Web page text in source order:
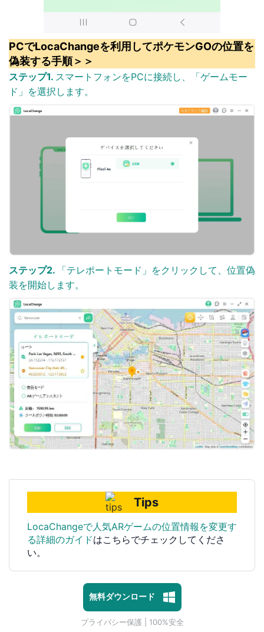
PCでLocaChangeを利用してポケモンGOの位置を
偽装する手順＞＞
ステップ1. スマートフォンをPCに接続し、「ゲームモー
ド」を選択します。
ステップ2.
「テレポートモード」をクリックして、位置偽
装を開始します。
Tips
LocaChangeで人気ARゲームの位置情報を変更す
る詳細のガイドはこちらでチェックしてくださ
い。
無料ダウンロード
1対1専門技術サポート
プライバシー保護 | 100%安全
マルウェアなし | 広告なし